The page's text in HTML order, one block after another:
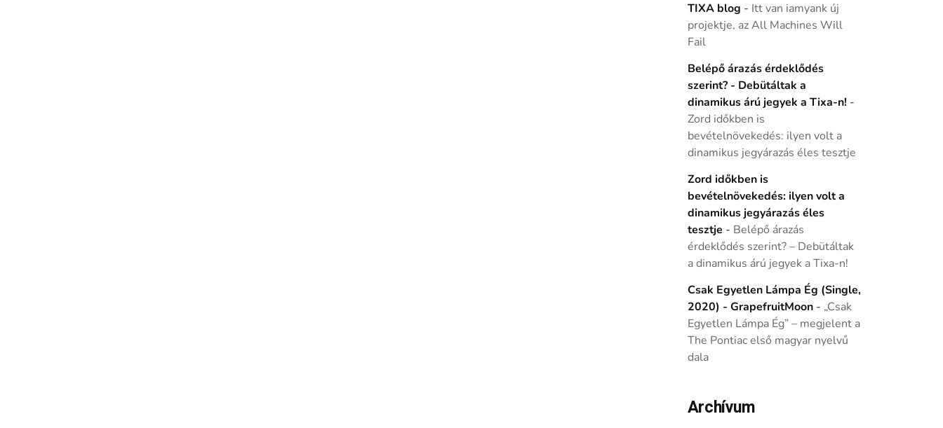
TIXA blog - Itt van iamyank új
projektje, az All Machines Will
Fail
Belépő árazás érdeklődés
szerint? - Debütáltak a
dinamikus árú jegyek a Tixa-n! -
Zord időkben is
bevételnövekedés: ilyen volt a
dinamikus jegyárazás éles tesztje
Zord időkben is
bevételnövekedés: ilyen volt a
dinamikus jegyárazás éles
tesztje - Belépő árazás
érdeklődés szerint? – Debütáltak
a dinamikus árú jegyek a Tixa-n!
Csak Egyetlen Lámpa Ég (Single,
2020) - GrapefruitMoon- „Csak
Egyetlen Lámpa Ég” – megjelent a
The Pontiac első magyar nyelvű
dala
Archívum